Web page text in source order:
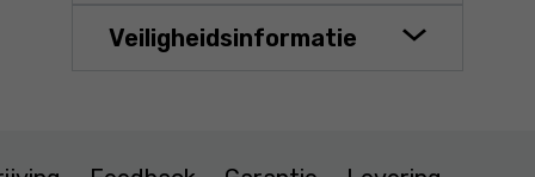
Veiligheidsinformatie